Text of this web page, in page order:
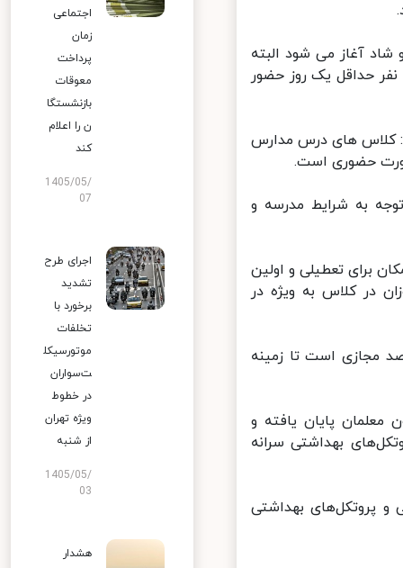
آغاز می شود البته
حداقل یک روز حضور
کلاس های درس مدارس
به شرایط مدرسه و
برای تعطیلی و اولین
در کلاس به ویژه در
حاضر ۳۰ درصد آموزش‌ها به صورت حضوری و ۷۰ درصد مجازی است تا زمینه
پایان یافته و
بهداشتی سرانه
پروتکل‌های بهداشتی
اجتماعی
زمان
پرداخت
معوقات
بازنشستگا
ن را اعلام
کند
1405/05/
07
اجرای طرح
تشدید
برخورد با
تخلفات
موتورسیکل
ت‌سواران
در خطوط
ویژه تهران
از شنبه
1405/05/
03
هشدار